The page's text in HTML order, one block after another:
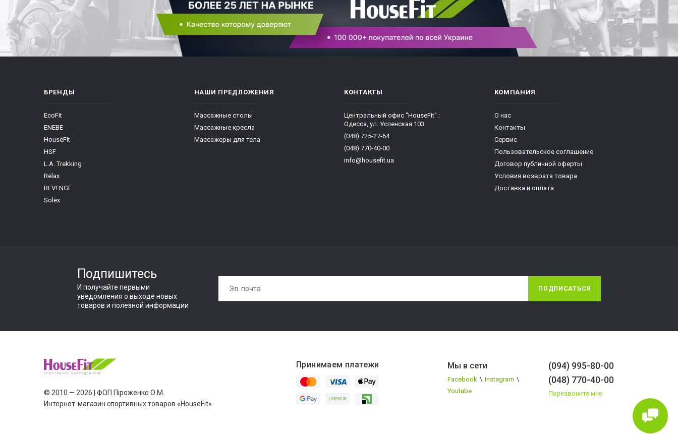
БРЕНДЫ
EcoFit
ENEBE
HouseFit
HSF
L.A. Trekking
Relax
REVENGE
Solex
НАШИ ПРЕДЛОЖЕНИЯ
Массажные столы
Массажные кресла
Массажеры для тела
КОНТАКТЫ
Центральный офис "HouseFit" :
Одесса, ул. Успенская 103
(048) 725-27-64
(048) 770-40-00
info@housefit.ua
КОМПАНИЯ
О нас
Контакты
Сервис
Пользовательское соглашение
Договор публичной оферты
Условия возврата товара
Доставка и оплата
Подпишитесь
И получайте первыми
уведомления о выходе новых
товаров и полезной информации
ПОДПИСАТЬСЯ
© 2010 — 2026 | ФОП Піроженко О.М.
Интернет-магазин спортивных товаров «HouseFit»
(094) 995-80-00
(048) 770-40-00
Перезвоните мне
Мы в сети
Facebook \ Instagram \
Youtube
Принимаем платежи